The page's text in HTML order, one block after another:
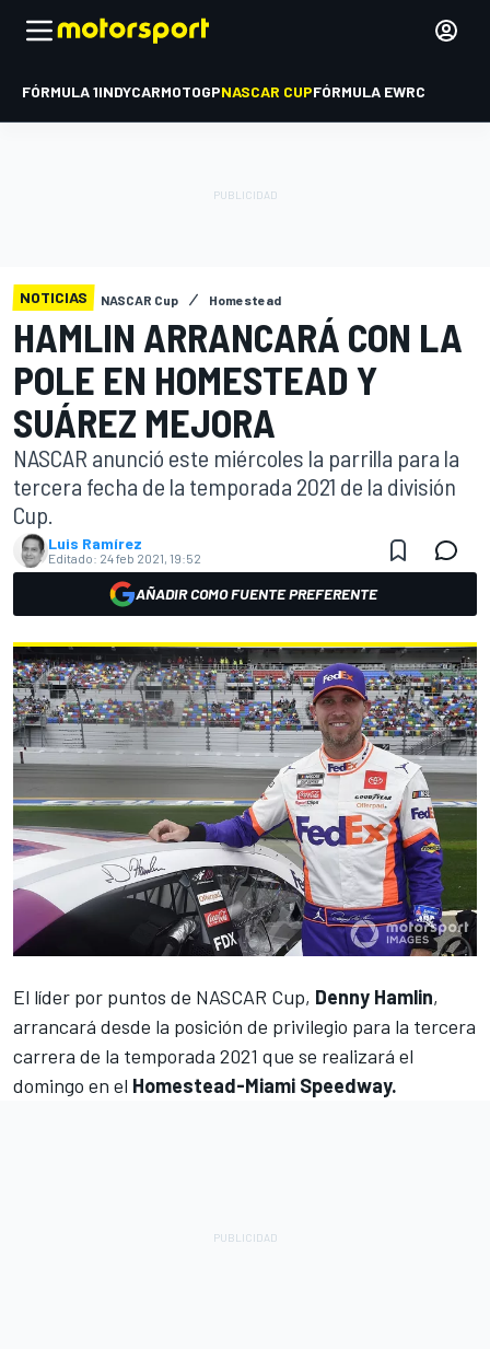
FÓRMULA 1INDYCARMOTOGPNASCAR CUPFÓRMULA EWRC
NOTICIAS NASCAR Cup Homestead
HAMLIN ARRANCARÁ CON LA
POLE EN HOMESTEAD Y
SUÁREZ MEJORA
NASCAR anunció este miércoles la parrilla para la
tercera fecha de la temporada 2021 de la división
Cup.
Luis Ramírez
Editado: 24 feb 2021, 19:52
AÑADIR COMO FUENTE PREFERENTE
El líder por puntos de NASCAR Cup, Denny Hamlin,
arrancará desde la posición de privilegio para la tercera
carrera de la temporada 2021 que se realizará el
domingo en el Homestead-Miami Speedway.